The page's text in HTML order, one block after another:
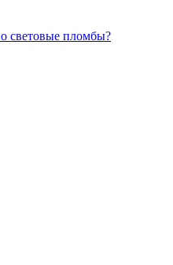
световые пломбы?